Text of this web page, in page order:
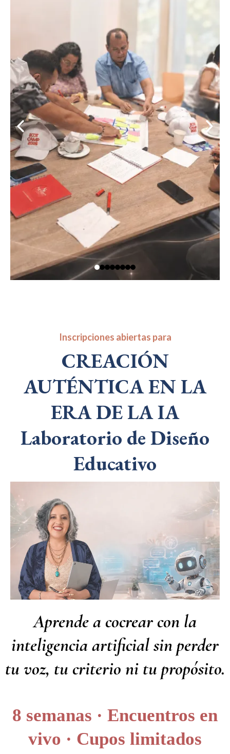
Inscripciones abiertas para
CREACIÓN
AUTÉNTICA EN LA
ERA DE LA IA
Laboratorio de Diseño
Educativo
Aprende a cocrear con la
inteligencia artificial sin perder
tu voz, tu criterio ni tu propósito.
8 semanas · Encuentros en
vivo · Cupos limitados